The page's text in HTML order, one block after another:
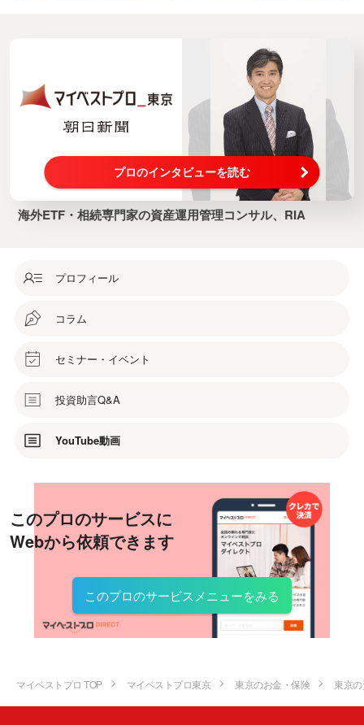
プロのインタビューを読む
海外ETF・相続専門家の資産運用管理コンサル、RIA
プロフィール
コラム
セミナー・イベント
投資助言Q&A
YouTube動画
このプロのサービスに
Webから依頼できます
このプロのサービスメニューをみる
マイベストプロ TOP マイベストプロ東京 東京のお金・保険 東京